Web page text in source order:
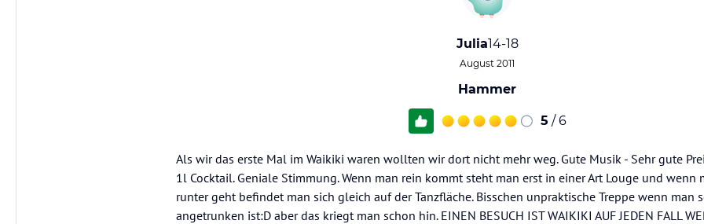
Julia14-18
August 2011
Hammer
5 / 6
Als wir das erste Mal im Waikiki waren wollten wir dort nicht mehr weg. Gute Musik - Sehr gute
1l Cocktail. Geniale Stimmung. Wenn man rein kommt steht man erst in einer Art Louge und wenn
runter geht befindet man sich gleich auf der Tanzfläche. Bisschen unpraktische Treppe wenn man
angetrunken ist:D aber das kriegt man schon hin. EINEN BESUCH IST WAIKIKI AUF JEDEN FALL